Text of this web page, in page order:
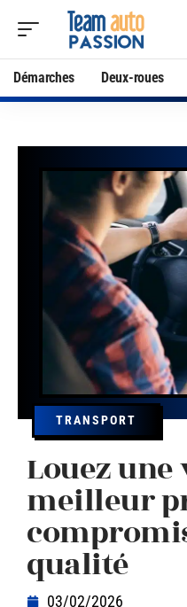
Démarches Deux-roues
TRANSPORT
Louez
meilleur
qualité
03/02/2026